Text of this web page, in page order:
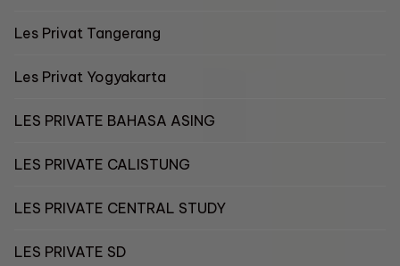
Les Privat Tangerang
Les Privat Yogyakarta
LES PRIVATE BAHASA ASING
LES PRIVATE CALISTUNG
LES PRIVATE CENTRAL STUDY
LES PRIVATE SD